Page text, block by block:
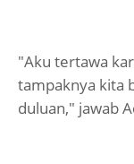
"Aku tertawa
tampaknya kita
duluan," jawab